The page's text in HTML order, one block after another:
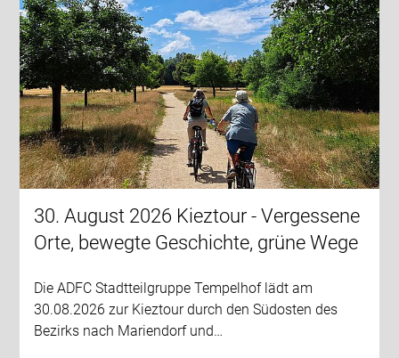
30. August 2026 Kieztour - Vergessene
Orte, bewegte Geschichte, grüne Wege
Die ADFC Stadtteilgruppe Tempelhof lädt am
30.08.2026 zur Kieztour durch den Südosten des
Bezirks nach Mariendorf und…